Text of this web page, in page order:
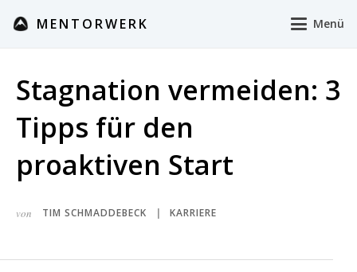
MENTORWERK Menü
Stagnation vermeiden: 3
Tipps für den
proaktiven Start
von TIM SCHMADDEBECK KARRIERE